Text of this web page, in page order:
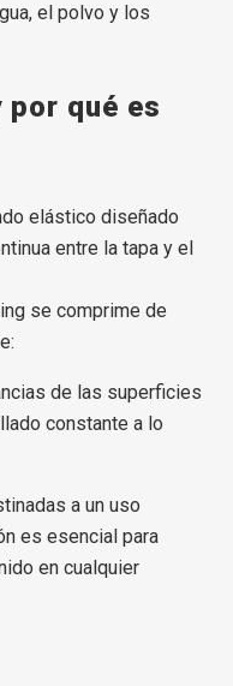
el polvo y los
por qué es
elástico diseñado
entre la tapa y el
se comprime de
de las superficies
constante a lo
a un uso
es esencial para
en cualquier